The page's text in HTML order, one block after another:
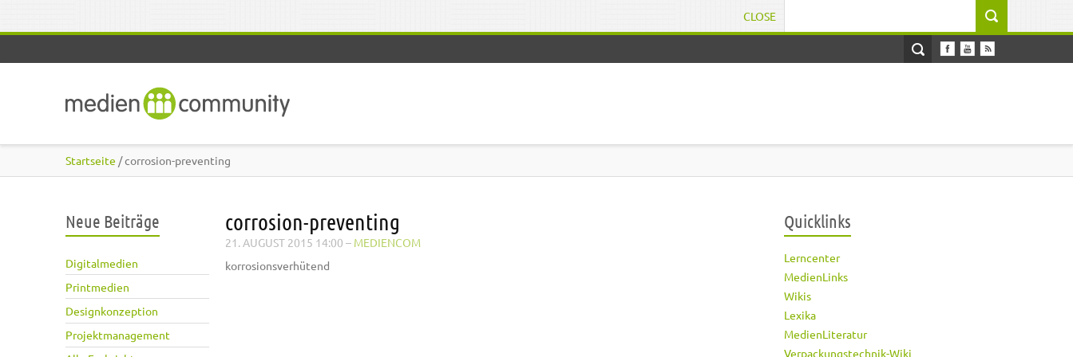
CLOSE
Startseite / corrosion-preventing
Neue Beiträge
Digitalmedien
Printmedien
Designkonzeption
Projektmanagement
corrosion-preventing
21. AUGUST 2015 14:00 – MEDIENCOM
korrosionsverhütend
Quicklinks
Lerncenter
MedienLinks
Wikis
Lexika
MedienLiteratur
Verpackungstechnik-Wiki